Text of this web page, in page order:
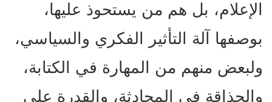
الإعلام، بل هم من يستحوذ عليها،
بوصفها آلة التأثير الفكري والسياسي،
ولبعض منهم من المهارة في الكتابة،
والحذاقة في المحادثة، والقدرة على